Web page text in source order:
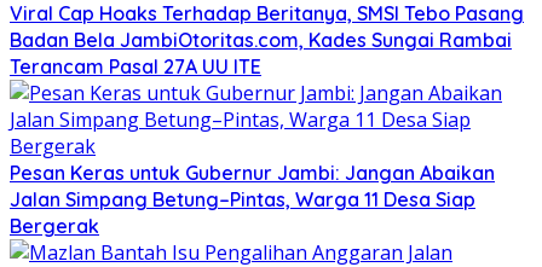
Viral Cap Hoaks Terhadap Beritanya, SMSI Tebo Pasang
Badan Bela JambiOtoritas.com, Kades Sungai Rambai
Terancam Pasal 27A UU ITE
Pesan Keras untuk Gubernur Jambi: Jangan Abaikan
Jalan Simpang Betung–Pintas, Warga 11 Desa Siap
Bergerak